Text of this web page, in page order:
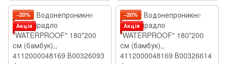
−20%
Акція
−20%
Акція